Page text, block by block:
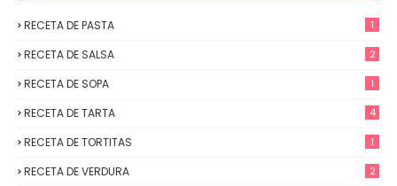
RECETA DE PASTA 1
RECETA DE SALSA 2
RECETA DE SOPA 1
RECETA DE TARTA 4
RECETA DE TORTITAS 1
RECETA DE VERDURA 2